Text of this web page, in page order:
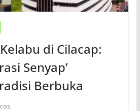
di Cilacap:
Senyap’
Berbuka